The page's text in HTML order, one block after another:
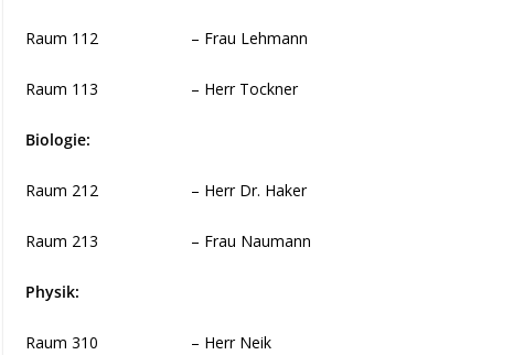
Raum 112 – Frau Lehmann
Raum 113 – Herr Tockner
Biologie:
Raum 212 – Herr Dr. Haker
Raum 213 – Frau Naumann
Physik:
Raum 310 – Herr Neik